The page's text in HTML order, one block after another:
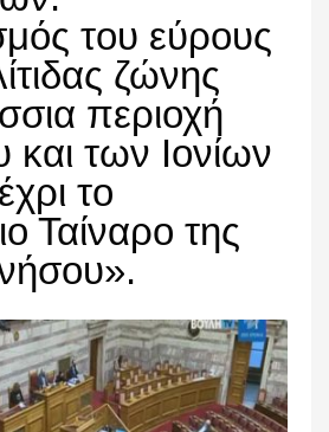
του εύρους
ζώνης
περιοχή
και των Ιονίων
το
Ταίναρο της